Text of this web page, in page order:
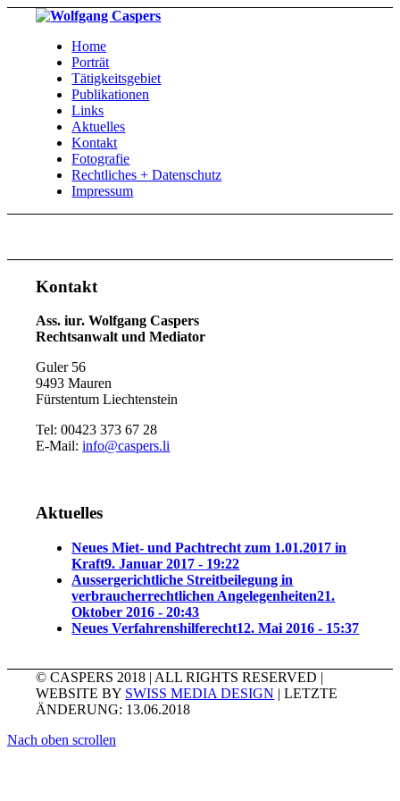
Home
Porträt
Tätigkeitsgebiet
Publikationen
Links
Aktuelles
Kontakt
Fotografie
Rechtliches + Datenschutz
Impressum
Kontakt
Ass. iur. Wolfgang Caspers
Rechtsanwalt und Mediator
Guler 56
9493 Mauren
Fürstentum Liechtenstein
Tel: 00423 373 67 28
E-Mail:info@caspers.li
Aktuelles
Neues Miet- und Pachtrecht zum 1.01.2017 in
Kraft9. Januar 2017 - 19:22
Aussergerichtliche Streitbeilegung in
verbraucherrechtlichen Angelegenheiten21.
Oktober 2016 - 20:43
Neues Verfahrenshilferecht12. Mai 2016 - 15:37
© CASPERS 2018 | ALL RIGHTS RESERVED |
WEBSITE BY SWISS MEDIA DESIGN | LETZTE
ÄNDERUNG: 13.06.2018
Nach oben scrollen